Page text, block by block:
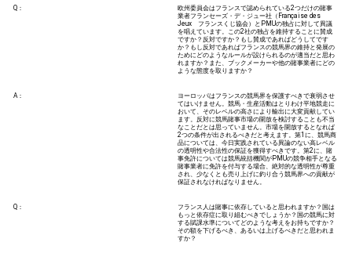
Q：
欧州委員会はフランスで認められている2つだけの賭事
業者フランセーズ・デ・ジュー社（Française des
Jeux フランスくじ協会）とPMUの独占に対して異議
を唱えています。この2社の独占を維持することに賛成
ですか？反対ですか？もし賛成であればどうしてです
か？もし反対であればフランスの競馬界の維持と発展の
ためにどのようなルールが設けられるのが適当だと思わ
れますか？また、ブックメーカーや他の賭事業者にどの
ような態度を取りますか？
A：
ヨーロッパはフランスの競馬界を保護すべきで衰弱させ
てはいけません。競馬・生産活動はとりわけ平地競走に
おいて、そのレベルの高さにより輸出に大変貢献してい
ます。反対に競馬賭事市場の開放を検討することも不当
なことだとは思っていません。市場を開放するとなれば
2つの条件が出されるべきだと考えます。第1に、競馬商
品については、今日実践されている異論のない高レベル
の透明性や合法性の保証を獲得すべきです。第2に、賭
事免許については競馬統括機関がPMUの競争相手となる
賭事業者に免許を付与する場合、絶対的な透明性が尊重
され、少なくとも売り上げに釣り合う競馬界への貢献が
保証されなければなりません。
Q：
フランス人は賭事に依存していると思われますか？国は
もっと依存症に取り組むべきでしょうか？国の競馬に対
する賦課水準についてどのような考えをお持ちですか？
その額を下げるべき、あるいは上げるべきだと思われま
すか？